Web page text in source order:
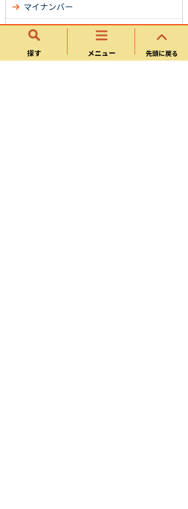
探す メニュー 先頭に戻る
マイナンバー
保険・年金
介護・福祉